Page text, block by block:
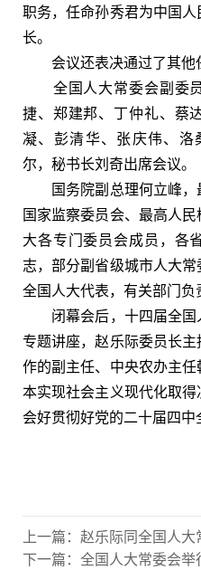
职务，任命孙秀君为中国
长。
会议还表决通过了其他
全国人大常委会副委员
捷、郑建邦、丁仲礼、蔡
凝、彭清华、张庆伟、洛
尔，秘书长刘奇出席会议。
国务院副总理何立峰，
国家监察委员会、最高人
大各专门委员会成员，各
志，部分副省级城市人大
全国人大代表，有关部门负
闭幕会后，十四届全国
专题讲座，赵乐际委员长
作的副主任、中央农办主
本实现社会主义现代化取
会好贯彻好党的二十届四中
上一篇： 赵乐际同全国人大常委会会议列席代表座谈时强
下一篇： 全国人大常委会举